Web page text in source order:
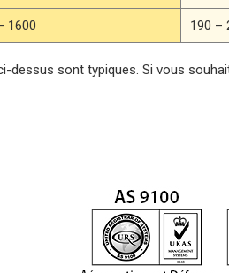
1600 190 –
dessus sont typiques. Si vous